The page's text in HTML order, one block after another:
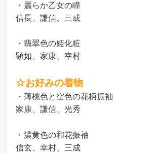
・麗らか乙女の瞳
信長、謙信、三成
・翡翠色の姫化粧
顕如、家康、幸村
☆お好みの着物
・薄桃色と空色の花柄振袖
家康、謙信、光秀
・濃黄色の和花振袖
信玄、幸村、三成